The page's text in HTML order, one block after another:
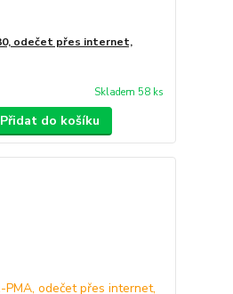
odečet přes internet,
Skladem 58 ks
Přidat do košíku